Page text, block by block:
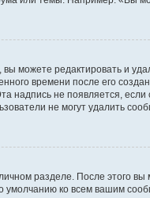
можете редактировать и
времени после его
надпись не появляется,
не могут удалить
разделе. После этого
умолчанию ко всем вашим